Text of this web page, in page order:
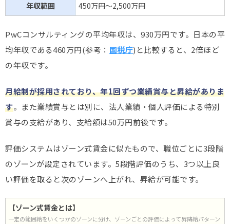
年収範囲
450万円～2,500万円
PwCコンサルティングの平均年収は、930万円です。日本の平
均年収である460万円(参考： 国税庁)と比較すると、2倍ほど
の年収です。
月給制が採用されており、年1回ずつ業績賞与と昇給がありま
す。また業績賞与とは別に、法人業績・個人評価による特別
賞与の支給があり、支給額は50万円前後です。
評価システムはゾーン式賃金に似たもので、職位ごとに3段階
のゾーンが設定されています。5段階評価のうち、3つ以上良
い評価を取ると次のゾーンへ上がれ、昇給が可能です。
【ゾーン式賃金とは】
一定の範囲給をいくつかのゾーンに分け、ゾーンごとの評価によって昇降給パターン